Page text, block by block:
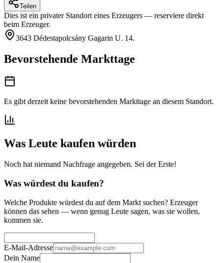
Teilen
Dies ist ein privater Standort eines Erzeugers — reserviere direkt
beim Erzeuger.
3643 Dédestapolcsány Gagarin U. 14.
Bevorstehende Markttage
Es gibt derzeit keine bevorstehenden Markttage an diesem Standort.
Was Leute kaufen würden
Noch hat niemand Nachfrage angegeben. Sei der Erste!
Was würdest du kaufen?
Welche Produkte würdest du auf dem Markt suchen? Erzeuger
können das sehen — wenn genug Leute sagen, was sie wollen,
kommen sie.
E-Mail-Adresse
Dein Name